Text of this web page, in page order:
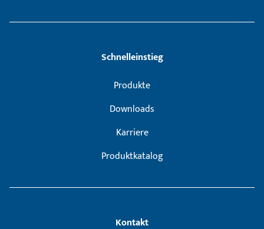
Schnelleinstieg
Produkte
Downloads
Karriere
Produktkatalog
Kontakt